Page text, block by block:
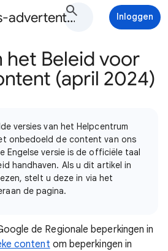
Google Ads-advertentiebeleid Help Inloggen
het Beleid voor
(april 2024)
versies van het Helpcentrum
onbedoeld de content van ons
Engelse versie is de officiële taal
handhaven. Als u dit artikel in
stelt u deze in via het
de pagina.
de Regionale beperkingen in
content om beperkingen in